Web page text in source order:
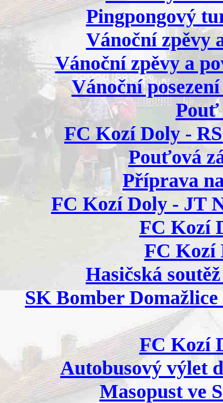
Pingpongový
Vánoční zpěvy
Vánoční zpěvy a
Vánoční posezení
Pouť
FC Kozí Doly -
Pouťová
Příprava
FC Kozí Doly - JT
FC Kozí
FC Kozí
Hasičská
SK Bomber
FC Kozí
Autobusový výlet
Masopust ve